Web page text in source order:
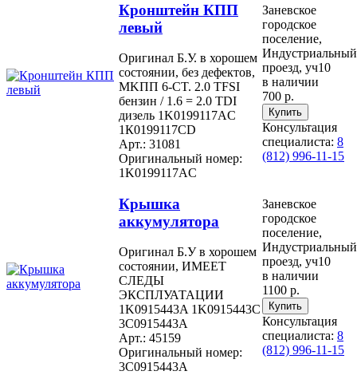
Кронштейн КПП
левый
Оригинал Б.У. в хорошем
состоянии, без дефектов,
МKПП 6-CT. 2.0 ТFSI
бeнзин / 1.6 = 2.0 TDI
дизель 1K0199117AC
1К0199117СD
Арт.: 31081
Оригинальный номер:
1K0199117AC
Заневское
городское
поселение,
Индустриальный
проезд, уч10
в наличии
700 р.
Консультация
специалиста: 8
(812) 996-11-15
Крышка
аккумулятора
Оригинал Б.У в хорошем
состоянии, ИМЕЕТ
СЛЕДЫ
ЭКСПЛУАТАЦИИ
1K0915443A 1K0915443C
3C0915443A
Арт.: 45159
Оригинальный номер:
3C0915443A
Заневское
городское
поселение,
Индустриальный
проезд, уч10
в наличии
1100 р.
Консультация
специалиста: 8
(812) 996-11-15